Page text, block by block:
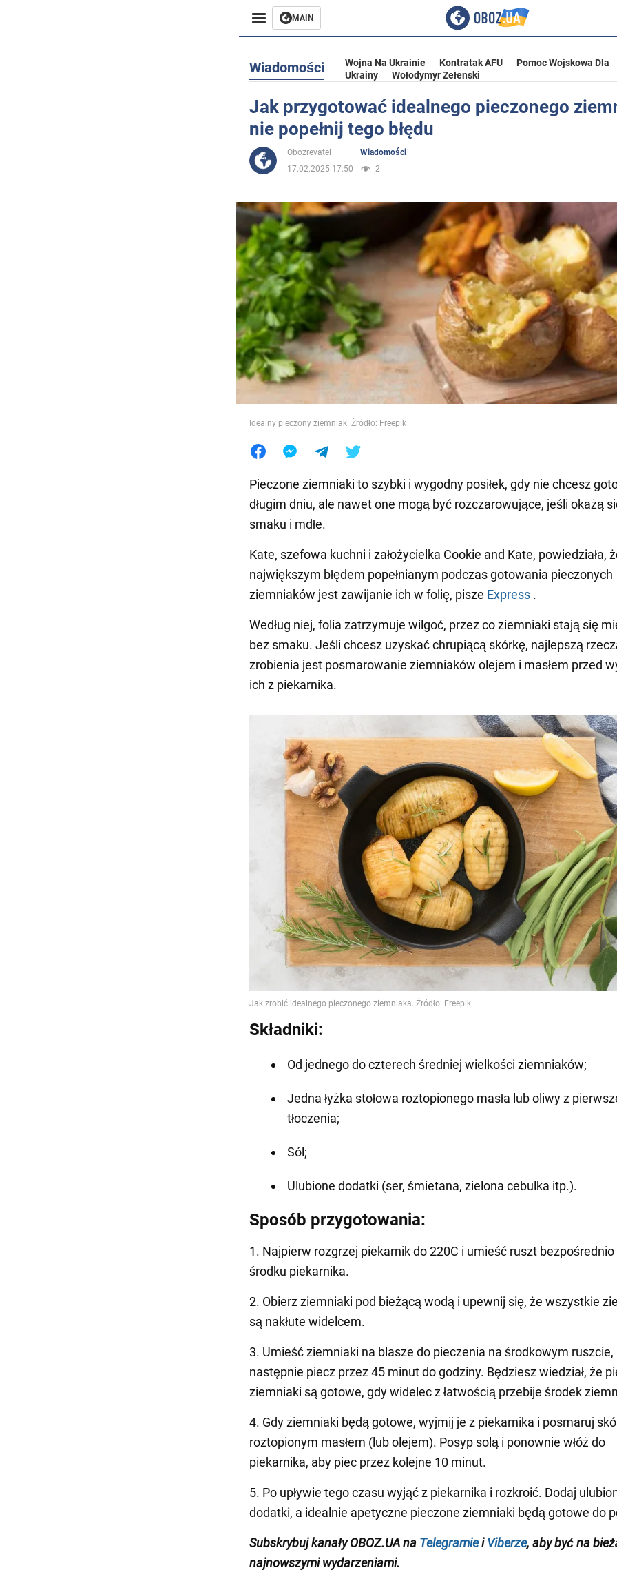
MAIN
Rozrywka
Życie
Społeczeństwo
Wojna na Ukrainie
Świat
Jedzenie
Wiadomości Wojna Na Ukrainie Kontratak AFU
Pomoc Wojskowa Dla
Ukrainy
Wołodymyr Zełenski
Jak przygotować idealnego pieczonego
nie popełnij tego błędu
Obozrevatel
Wiadomości
17.02.2025 17:50
2
Idealny pieczony ziemniak. Źródło: Freepik
Pieczone ziemniaki to szybki i wygodny posiłek, gdy nie chcesz
długim dniu, ale nawet one mogą być rozczarowujące, jeśli okażą
smaku i mdłe.
Kate, szefowa kuchni i założycielka Cookie and Kate, powiedziała,
największym błędem popełnianym podczas gotowania pieczonych
ziemniaków jest zawijanie ich w folię, pisze Express .
Według niej, folia zatrzymuje wilgoć, przez co ziemniaki stają się
bez smaku. Jeśli chcesz uzyskać chrupiącą skórkę, najlepszą
zrobienia jest posmarowanie ziemniaków olejem i masłem przed
ich z piekarnika.
Składniki:
Od jednego do czterech średniej wielkości ziemniaków;
Jedna łyżka stołowa roztopionego masła lub oliwy z
tłoczenia;
Sól;
Ulubione dodatki (ser, śmietana, zielona cebulka itp.).
Sposób przygotowania:
1. Najpierw rozgrzej piekarnik do 220C i umieść ruszt bezpośrednio
środku piekarnika.
2. Obierz ziemniaki pod bieżącą wodą i upewnij się, że wszystkie
są nakłute widelcem.
3. Umieść ziemniaki na blasze do pieczenia na środkowym ruszcie,
następnie piecz przez 45 minut do godziny. Będziesz wiedział, że
ziemniaki są gotowe, gdy widelec z łatwością przebije środek
4. Gdy ziemniaki będą gotowe, wyjmij je z piekarnika i posmaruj
roztopionym masłem (lub olejem). Posyp solą i ponownie włóż do
piekarnika, aby piec przez kolejne 10 minut.
5. Po upływie tego czasu wyjąć z piekarnika i rozkroić. Dodaj
dodatki, a idealnie apetyczne pieczone ziemniaki będą gotowe do
SubskrybujkanałyOBOZ.UA na TelegramieiViberze, aby być na
najnowszymi wydarzeniami.